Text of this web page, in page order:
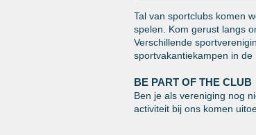
Tal van sportclubs komen
spelen. Kom gerust langs
Verschillende
sportvakantiekampen in de
BE PART OF THE CLUB
Ben je als vereniging nog
activiteit bij ons komen